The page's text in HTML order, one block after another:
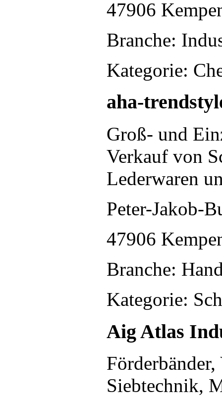
47906
Branche:
Kategorie:
aha-
Groß- und
Verkauf von
Lederwaren
Peter-Jakob-
47906
Branche:
Kategorie:
Aig Atlas
Siebtechnik,